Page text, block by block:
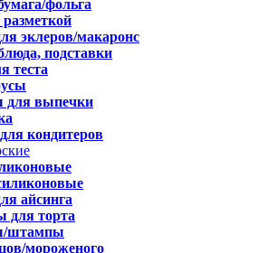
фольга
эклеров/макаронс
подставки
теста
для выпечки
кондитеров
айсинга
для торта
штампы
мороженого